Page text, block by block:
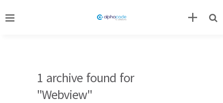
1 archive found for
"Webview"